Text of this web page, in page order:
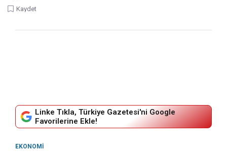
Kaydet
Linke Tıkla, Türkiye Gazetesi'ni Google
Favorilerine Ekle!
EKONOMI